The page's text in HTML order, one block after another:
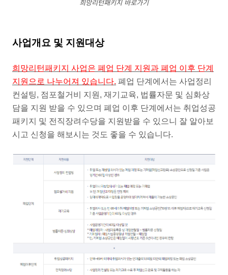
희망리턴패키지 바로가기
사업개요 및 지원대상
희망리턴패키지 사업은 폐업 단계 지원과 폐업 이후 단계
지원으로 나누어져 있습니다. 폐업 단계에서는 사업정리
컨설팅, 점포철거비 지원, 재기교육, 법률자문 및 심화상
담을 지원 받을 수 있으며 폐업 이후 단계에서는 취업성공
패키지 및 전직장려수당을 지원받을 수 있으니 잘 알아보
시고 신청을 해보시는 것도 좋을 수 있습니다.